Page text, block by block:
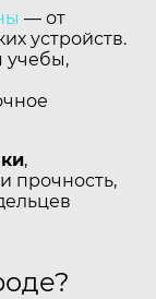
— от
устройств.
учебы,
,
прочность,